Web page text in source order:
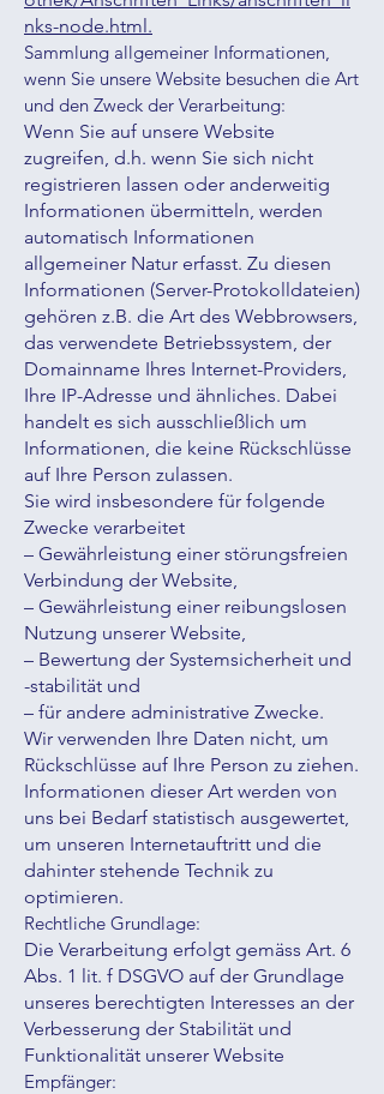
nks-node.html.
Sammlung allgemeiner Informationen,
wenn Sie unsere Website besuchen die Art
und den Zweck der Verarbeitung:
Wenn Sie auf unsere Website
zugreifen, d.h. wenn Sie sich nicht
registrieren lassen oder anderweitig
Informationen übermitteln, werden
automatisch Informationen
allgemeiner Natur erfasst. Zu diesen
Informationen (Server-Protokolldateien)
gehören z.B. die Art des Webbrowsers,
das verwendete Betriebssystem, der
Domainname Ihres Internet-Providers,
Ihre IP-Adresse und ähnliches. Dabei
handelt es sich ausschließlich um
Informationen, die keine Rückschlüsse
auf Ihre Person zulassen.
Sie wird insbesondere für folgende
Zwecke verarbeitet
– Gewährleistung einer störungsfreien
Verbindung der Website,
– Gewährleistung einer reibungslosen
Nutzung unserer Website,
– Bewertung der Systemsicherheit und
-stabilität und
– für andere administrative Zwecke.
Wir verwenden Ihre Daten nicht, um
Rückschlüsse auf Ihre Person zu ziehen.
Informationen dieser Art werden von
uns bei Bedarf statistisch ausgewertet,
um unseren Internetauftritt und die
dahinter stehende Technik zu
optimieren.
Rechtliche Grundlage:
Die Verarbeitung erfolgt gemäss Art. 6
Abs. 1 lit. f DSGVO auf der Grundlage
unseres berechtigten Interesses an der
Verbesserung der Stabilität und
Funktionalität unserer Website
Empfänger: